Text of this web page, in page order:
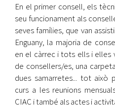
En el primer consell, els
seu funcionament als
seves famílies, que van
Enguany, la majoria de
en el càrrec i tots ells i elles
de consellers/es, una
dues samarretes... tot això
curs a les reunions
CIAC i també als actes i